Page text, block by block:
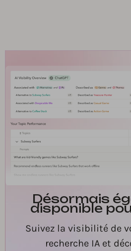
Désormais
disponible
Suivez la visibilité de
recherche IA et